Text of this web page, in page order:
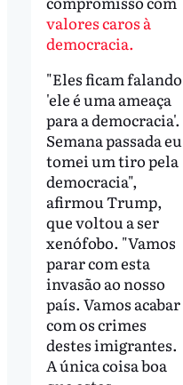
valores caros à
democracia.
"Eles ficam falando
'ele é uma ameaça
para a democracia'.
Semana passada eu
tomei um tiro pela
democracia",
afirmou Trump,
que voltou a ser
xenófobo. "Vamos
parar com esta
invasão ao nosso
país. Vamos acabar
com os crimes
destes imigrantes.
A única coisa boa